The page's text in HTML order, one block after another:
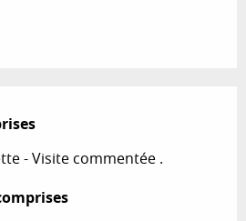
- Visite commentée .